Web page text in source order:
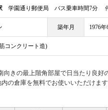
学園通り郵便局 バス乗車時間7分
築年月 1976年
コンクリート造)
きの最上階角部屋で日当たり良好
の倉庫を無料でお使いいただけま